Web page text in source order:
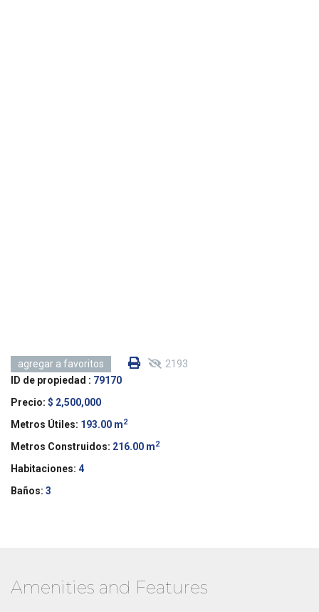
agregar a favoritos 2193
ID de propiedad : 79170
Precio: $ 2,500,000
Metros Útiles: 193.00 m2
Metros Construidos: 216.00 m2
Habitaciones: 4
Baños: 3
Amenities and Features